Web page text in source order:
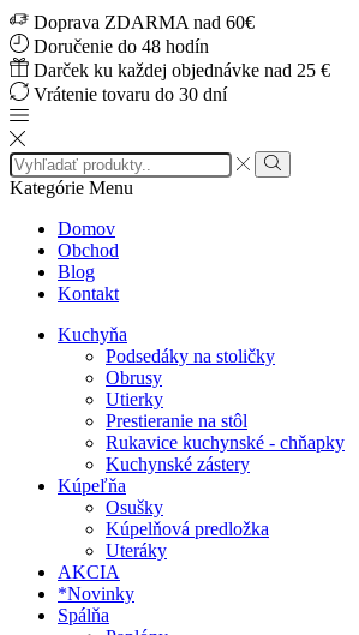
Doprava ZDARMA nad 60€
Doručenie do 48 hodín
Darček ku každej objednávke nad 25 €
Vrátenie tovaru do 30 dní
Search
input
Vyhľadávanie
Kategórie Menu
Domov
Obchod
Blog
Kontakt
Kuchyňa
Podsedáky na stoličky
Obrusy
Utierky
Prestieranie na stôl
Rukavice kuchynské - chňapky
Kuchynské zástery
Kúpeľňa
Osušky
Kúpelňová predložka
Uteráky
AKCIA
*Novinky
Spálňa